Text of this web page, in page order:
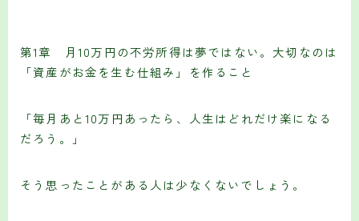
第1章 月10万円の不労所得は夢ではない。大切なのは
「資産がお金を生む仕組み」を作ること
「毎月あと10万円あったら、人生はどれだけ楽になる
だろう。」
そう思ったことがある人は少なくないでしょう。